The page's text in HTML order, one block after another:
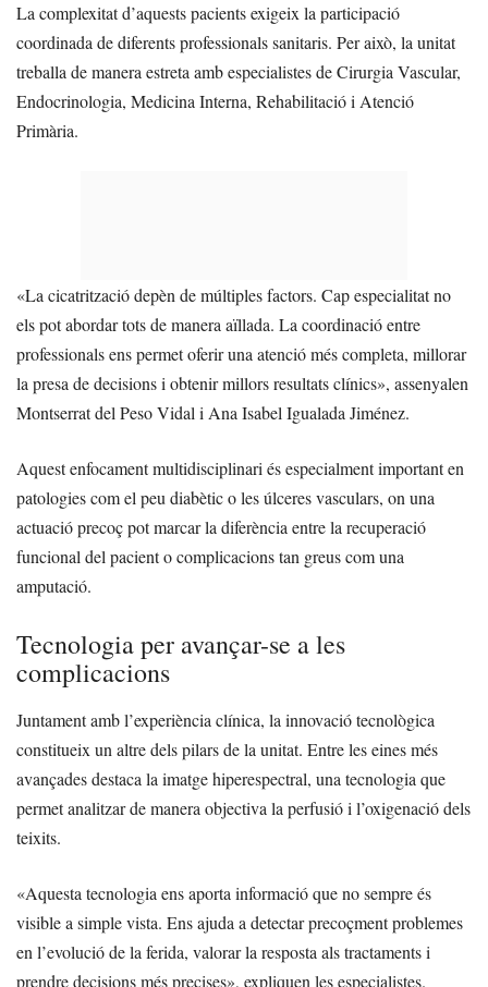
La complexitat d’aquests pacients exigeix la participació
coordinada de diferents professionals sanitaris. Per això, la unitat
treballa de manera estreta amb especialistes de Cirurgia Vascular,
Endocrinologia, Medicina Interna, Rehabilitació i Atenció
Primària.
«La cicatrització depèn de múltiples factors. Cap especialitat no
els pot abordar tots de manera aïllada. La coordinació entre
professionals ens permet oferir una atenció més completa, millorar
la presa de decisions i obtenir millors resultats clínics», assenyalen
Montserrat del Peso Vidal i Ana Isabel Igualada Jiménez.
Aquest enfocament multidisciplinari és especialment important en
patologies com el peu diabètic o les úlceres vasculars, on una
actuació precoç pot marcar la diferència entre la recuperació
funcional del pacient o complicacions tan greus com una
amputació.
Tecnologia per avançar-se a les
complicacions
Juntament amb l’experiència clínica, la innovació tecnològica
constitueix un altre dels pilars de la unitat. Entre les eines més
avançades destaca la imatge hiperespectral, una tecnologia que
permet analitzar de manera objectiva la perfusió i l’oxigenació dels
teixits.
«Aquesta tecnologia ens aporta informació que no sempre és
visible a simple vista. Ens ajuda a detectar precoçment problemes
en l’evolució de la ferida, valorar la resposta als tractaments i
prendre decisions més precises», expliquen les especialistes.